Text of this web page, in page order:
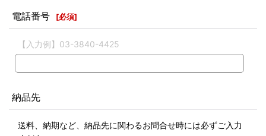
電話番号 [必須]
【入力例】03-3840-4425
納品先
送料、納期など、納品先に関わるお問合せ時には必ずご入力